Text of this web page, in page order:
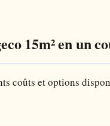
15m² en un
coûts et options